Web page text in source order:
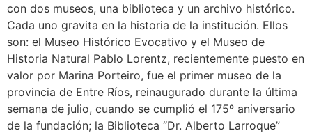
con dos museos, una biblioteca y un archivo histórico.
Cada uno gravita en la historia de la institución. Ellos
son: el Museo Histórico Evocativo y el Museo de
Historia Natural Pablo Lorentz, recientemente puesto en
valor por Marina Porteiro, fue el primer museo de la
provincia de Entre Ríos, reinaugurado durante la última
semana de julio, cuando se cumplió el 175º aniversario
de la fundación; la Biblioteca “Dr. Alberto Larroque”